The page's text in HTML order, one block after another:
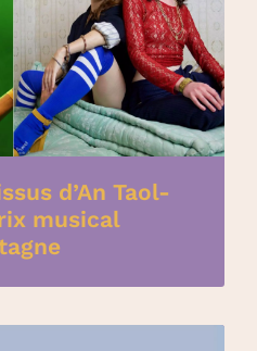
d’An Taol-
musical